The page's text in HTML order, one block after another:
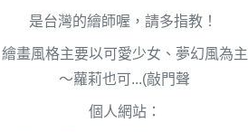
是台灣的繪師喔，請多指教！
繪畫風格主要以可愛少女、夢幻風為主
～蘿莉也可...(敲門聲
個人網站：